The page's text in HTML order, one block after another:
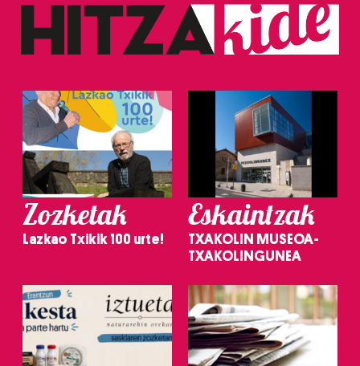
Zozketak
Lazkao Txikik 100 urte!
Eskaintzak
TXAKOLIN MUSEOA-
TXAKOLINGUNEA